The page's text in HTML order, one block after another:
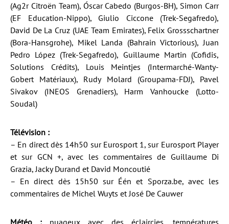
(Ag2r Citroën Team), Óscar Cabedo (Burgos-BH), Simon Carr
(EF Education-Nippo), Giulio Ciccone (Trek-Segafredo),
David De La Cruz (UAE Team Emirates), Felix Grossschartner
(Bora-Hansgrohe), Mikel Landa (Bahrain Victorious), Juan
Pedro López (Trek-Segafredo), Guillaume Martin (Cofidis,
Solutions Crédits), Louis Meintjes (Intermarché-Wanty-
Gobert Matériaux), Rudy Molard (Groupama-FDJ), Pavel
Sivakov (INEOS Grenadiers), Harm Vanhoucke (Lotto-
Soudal)
Télévision :
– En direct dès 14h50 sur Eurosport 1, sur Eurosport Player
et sur GCN +, avec les commentaires de Guillaume Di
Grazia, Jacky Durand et David Moncoutié
– En direct dès 15h50 sur Één et Sporza.be, avec les
commentaires de Michel Wuyts et José De Cauwer
Météo : nuageux avec des éclaircies, températures